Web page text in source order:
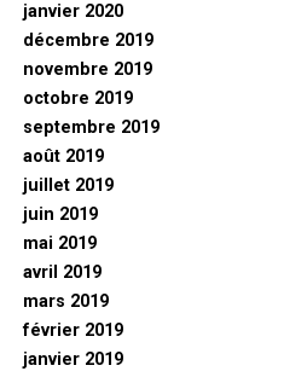
janvier 2020
décembre 2019
novembre 2019
octobre 2019
septembre 2019
août 2019
juillet 2019
juin 2019
mai 2019
avril 2019
mars 2019
février 2019
janvier 2019